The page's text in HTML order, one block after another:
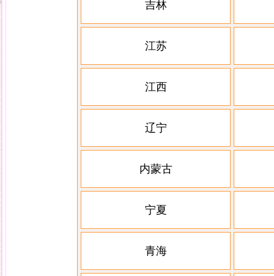
吉林
江苏
江西
辽宁
内蒙古
宁夏
青海